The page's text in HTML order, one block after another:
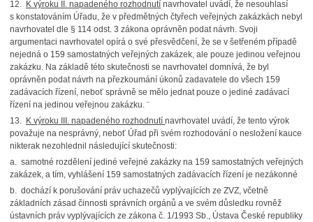
12. K výroku II. napadeného rozhodnutínavrhovatel uvádí, že nesouhlasí
s konstatováním Úřadu, že v předmětných čtyřech veřejných zakázkách nebyl
navrhovatel dle § 114 odst. 3 zákona oprávněn podat návrh. Svoji
argumentaci navrhovatel opírá o své přesvědčení, že se v šetřeném případě
nejedná o 159 samostatných veřejných zakázek, ale pouze jedinou veřejnou
zakázku. Na základě této skutečnosti se navrhovatel domnívá, že byl
oprávněn podat návrh na přezkoumání úkonů zadavatele do všech 159
zadávacích řízení, neboť správně se mělo jednat pouze o jediné zadávací
řízení na jedinou veřejnou zakázku. ¨
13. K výroku III. napadeného rozhodnutí navrhovatel uvádí, že tento výrok
považuje na nesprávný, neboť Úřad při svém rozhodování o nesložení kauce
nikterak nezohlednil následující skutečnosti:
a. samotné rozdělení jediné veřejné zakázky na 159 samostatných veřejných
zakázek, a tím, vyhlášení 159 samostatných zadávacích řízení je nezákonné
b. dochází k porušování práv uchazečů vyplývajících ze ZVZ, včetně
základních zásad činnosti správních orgánů a ve svém důsledku rovněž
ústavních práv vyplývajících ze zákona č. 1/1993 Sb., Ústava České republiky